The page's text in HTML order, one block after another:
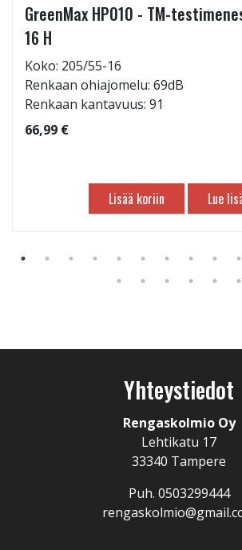
GreenMax HP010 - TM-
16 H
Koko: 205/55-16
Renkaan ohiajomelu: 69dB
Renkaan kantavuus: 91
66,99 €
Lisää koriin Lue
Yhteystiedot
Rengaskolmio Oy
Lehtikatu 17
33340 Tampere
Puh. 0503299444